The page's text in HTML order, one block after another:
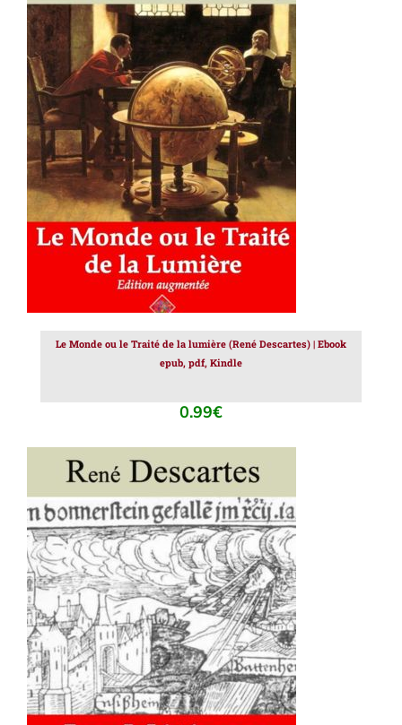
AJOUTER AU PANIER / DÉTAILS
Le Monde ou le Traité de la lumière (René Descartes) | Ebook
epub, pdf, Kindle
0.99€
AJOUTER AU PANIER / DÉTAILS